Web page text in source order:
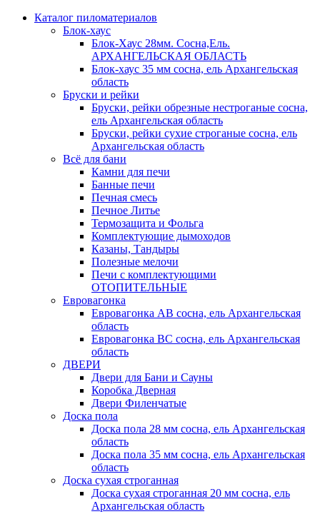
Каталог пиломатериалов
Блок-хаус
Блок-Хаус 28мм. Сосна,Ель.
АРХАНГЕЛЬСКАЯ ОБЛАСТЬ
Блок-хаус 35 мм сосна, ель Архангельская
область
Бруски и рейки
Бруски, рейки обрезные нестроганые сосна,
ель Архангельская область
Бруски, рейки сухие строганые сосна, ель
Архангельская область
Всё для бани
Камни для печи
Банные печи
Печная смесь
Печное Литье
Термозащита и Фольга
Комплектующие дымоходов
Казаны, Тандыры
Полезные мелочи
Печи с комплектующими
ОТОПИТЕЛЬНЫЕ
Евровагонка
Евровагонка АВ сосна, ель Архангельская
область
Евровагонка ВС сосна, ель Архангельская
область
ДВЕРИ
Двери для Бани и Сауны
Коробка Дверная
Двери Филенчатые
Доска пола
Доска пола 28 мм сосна, ель Архангельская
область
Доска пола 35 мм сосна, ель Архангельская
область
Доска сухая строганная
Доска сухая строганная 20 мм сосна, ель
Архангельская область